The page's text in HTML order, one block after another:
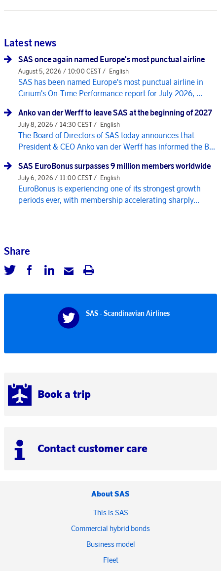
Book a trip
Contact customer care
Latest news
SAS once again named Europe's most punctual airline
August 5, 2026 / 10:00 CEST / English
SAS has been named Europe's most punctual airline in
Cirium's On-Time Performance report for July 2026, ...
Anko van der Werff to leave SAS at the beginning of 2027
July 8, 2026 / 14:30 CEST / English
The Board of Directors of SAS today announces that
President & CEO Anko van der Werff has informed the B...
SAS EuroBonus surpasses 9 million members worldwide
July 6, 2026 / 11:00 CEST / English
EuroBonus is experiencing one of its strongest growth
periods ever, with membership accelerating sharply...
Share
SAS - Scandinavian Airlines
About SAS
This is SAS
Commercial hybrid bonds
Business model
Fleet